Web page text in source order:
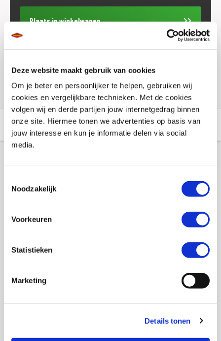
Deze website maakt gebruik van cookies
Om je beter en persoonlijker te helpen, gebruiken wij
cookies en vergelijkbare technieken. Met de cookies
volgen wij en derde partijen jouw internetgedrag binnen
onze site. Hiermee tonen we advertenties op basis van
jouw interesse en kun je informatie delen via social
media.
Noodzakelijk
Voorkeuren
Statistieken
Marketing
Details tonen
Plaats in winkelwagen
Voorraad vestigingen
Check de voorraad eenvoudig en snel online
Aanvullende informatie Winkelvoorraad
Aanvullende informatie
Gewicht
Artikelnummer